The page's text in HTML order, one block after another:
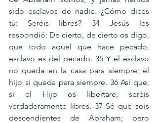
sido esclavos de nadie. ¿Cómo dices
tú: Seréis libres? 34 Jesús les
respondió: De cierto, de cierto os digo,
que todo aquel que hace pecado,
esclavo es del pecado. 35 Y el esclavo
no queda en la casa para siempre; el
hijo sí queda para siempre. 36 Así que,
si el Hijo os libertare, seréis
verdaderamente libres. 37 Sé que sois
descendientes de Abraham; pero